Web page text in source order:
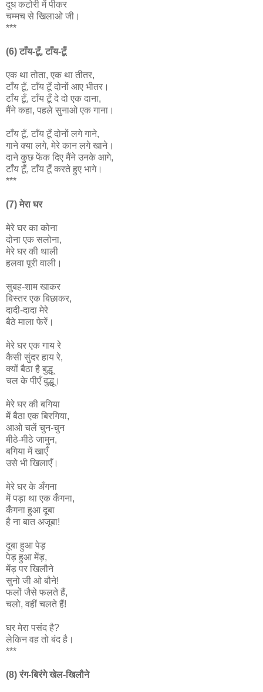
दूध कटोरी में पीकर
चम्मच से खिलाओ जी।
***
(6) टाँय-टूँ, टाँय-टूँ
एक था तोता, एक था तीतर,
टाँय टूँ, टाँय टूँ दोनों आए भीतर।
टाँय टूँ, टाँय टूँ दे दो एक दाना,
मैंने कहा, पहले सुनाओ एक गाना।
टाँय टूँ, टाँय टूँ दोनों लगे गाने,
गाने क्या लगे, मेरे कान लगे खाने।
दाने कुछ फेंक दिए मैंने उनके आगे,
टाँय टूँ, टाँय टूँ करते हुए भागे।
***
(7) मेरा घर
मेरे घर का कोना
दोना एक सलोना,
मेरे घर की थाली
हलवा पूरी वाली।
सुबह-शाम खाकर
बिस्तर एक बिछाकर,
दादी-दादा मेरे
बैठे माला फेरें।
मेरे घर एक गाय रे
कैसी सुंदर हाय रे,
क्यों बैठा है बुद्धू
चल के पीएँ दुद्धू।
मेरे घर की बगिया
में बैठा एक बिरगिया,
आओ चलें चुन-चुन
मीठे-मीठे जामुन,
बगिया में खाएँ
उसे भी खिलाएँ।
मेरे घर के अँगना
में पड़ा था एक कँगना,
कँगना हुआ दूबा
है ना बात अजूबा!
दूबा हुआ पेड़
पेड़ हुआ मेंड़,
मेंड़ पर खिलौने
सुनो जी ओ बौने!
फलों जैसे फलते हैं,
चलो, वहीं चलते हैं!
घर मेरा पसंद है?
लेकिन वह तो बंद है।
***
(8) रंग-बिरंगे खेल-खिलौने